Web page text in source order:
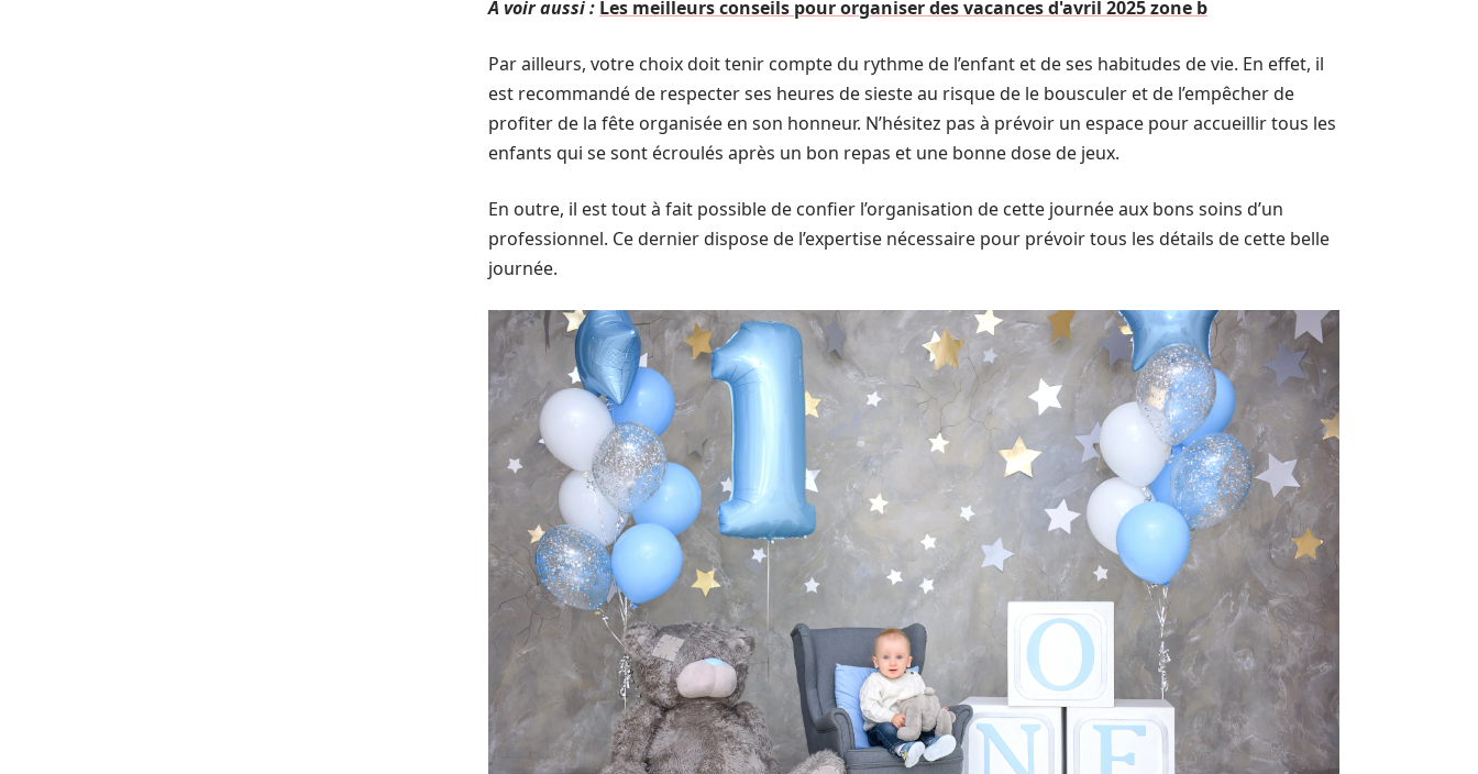
A voir aussi : Les meilleurs conseils pour organiser des vacances d'avril 2025 zone b
Par ailleurs, votre choix doit tenir compte du rythme de l’enfant et de ses habitudes de vie. En effet, il
est recommandé de respecter ses heures de sieste au risque de le bousculer et de l’empêcher de
profiter de la fête organisée en son honneur. N’hésitez pas à prévoir un espace pour accueillir tous les
enfants qui se sont écroulés après un bon repas et une bonne dose de jeux.
En outre, il est tout à fait possible de confier l’organisation de cette journée aux bons soins d’un
professionnel. Ce dernier dispose de l’expertise nécessaire pour prévoir tous les détails de cette belle
journée.